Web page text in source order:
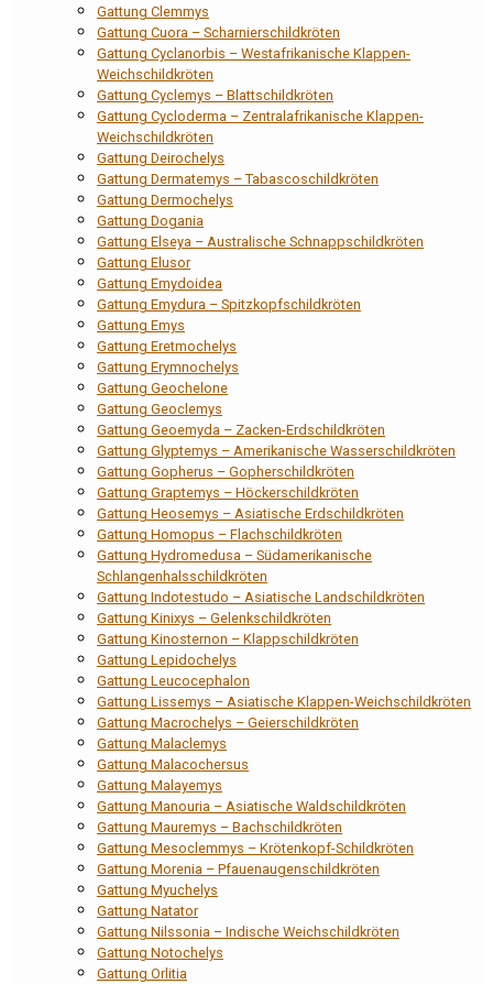
Gattung Clemmys
Gattung Cuora – Scharnierschildkröten
Gattung Cyclanorbis – Westafrikanische Klappen-
Weichschildkröten
Gattung Cyclemys – Blattschildkröten
Gattung Cycloderma – Zentralafrikanische Klappen-
Weichschildkröten
Gattung Deirochelys
Gattung Dermatemys – Tabascoschildkröten
Gattung Dermochelys
Gattung Dogania
Gattung Elseya – Australische Schnappschildkröten
Gattung Elusor
Gattung Emydoidea
Gattung Emydura – Spitzkopfschildkröten
Gattung Emys
Gattung Eretmochelys
Gattung Erymnochelys
Gattung Geochelone
Gattung Geoclemys
Gattung Geoemyda – Zacken-Erdschildkröten
Gattung Glyptemys – Amerikanische Wasserschildkröten
Gattung Gopherus – Gopherschildkröten
Gattung Graptemys – Höckerschildkröten
Gattung Heosemys – Asiatische Erdschildkröten
Gattung Homopus – Flachschildkröten
Gattung Hydromedusa – Südamerikanische
Schlangenhalsschildkröten
Gattung Indotestudo – Asiatische Landschildkröten
Gattung Kinixys – Gelenkschildkröten
Gattung Kinosternon – Klappschildkröten
Gattung Lepidochelys
Gattung Leucocephalon
Gattung Lissemys – Asiatische Klappen-Weichschildkröten
Gattung Macrochelys – Geierschildkröten
Gattung Malaclemys
Gattung Malacochersus
Gattung Malayemys
Gattung Manouria – Asiatische Waldschildkröten
Gattung Mauremys – Bachschildkröten
Gattung Mesoclemmys – Krötenkopf-Schildkröten
Gattung Morenia – Pfauenaugenschildkröten
Gattung Myuchelys
Gattung Natator
Gattung Nilssonia – Indische Weichschildkröten
Gattung Notochelys
Gattung Orlitia